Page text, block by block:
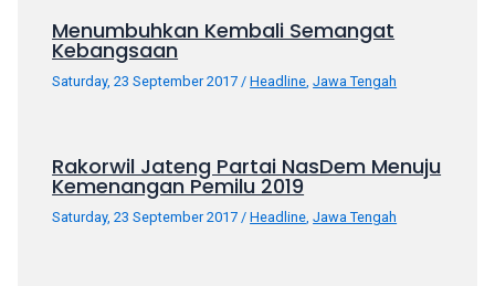
corresponding
Menumbuhkan Kembali Semangat
Kebangsaan
Saturday, 23 September 2017/Headline,Jawa Tengah
Rakorwil Jateng Partai NasDem Menuju
Kemenangan Pemilu 2019
Saturday, 23 September 2017 /Headline ,Jawa Tengah